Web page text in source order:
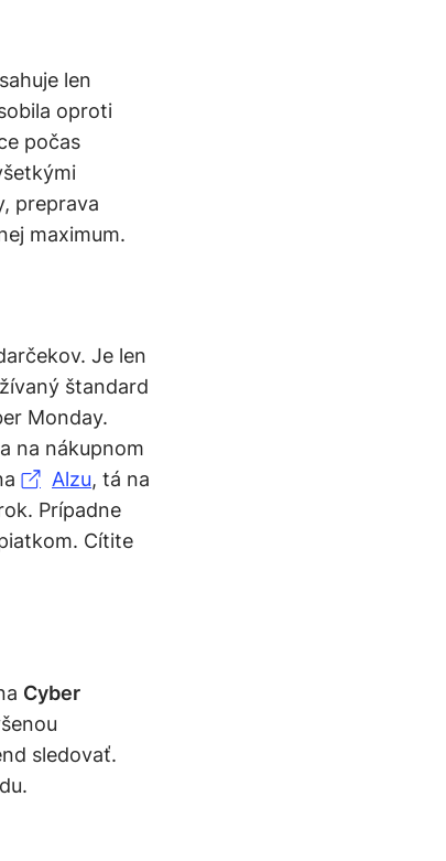
len
oproti
počas
preprava
maximum.
Je len
štandard
Monday.
na nákupnom
Alzu, tá na
Prípadne
Cítite
Cyber
sledovať.